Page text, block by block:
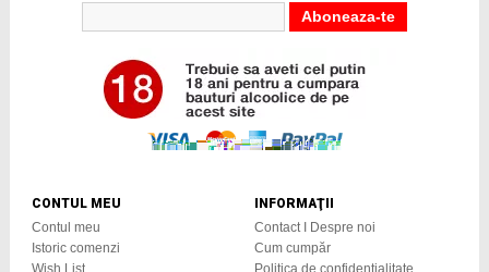
CONTUL MEU
Contul meu
Istoric comenzi
Wish List
INFORMAŢII
Contact I Despre noi
Cum cumpăr
Politica de confidențialitate